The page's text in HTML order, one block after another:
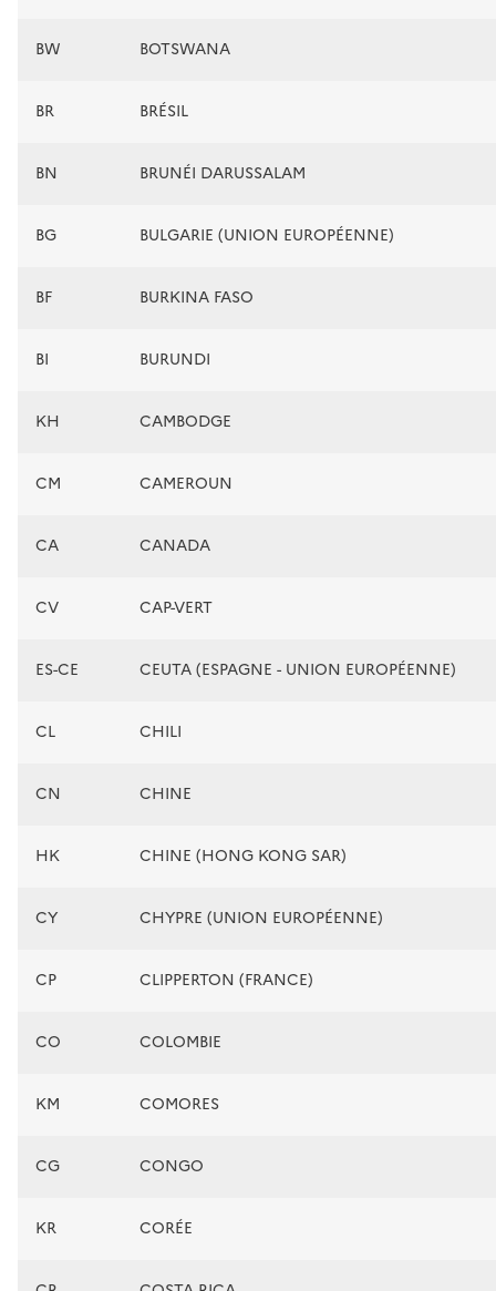
BW BOTSWANA
BR BRÉSIL
BN BRUNÉI DARUSSALAM
BG BULGARIE (UNION EUROPÉENNE)
BF BURKINA FASO
BI BURUNDI
KH CAMBODGE
CM CAMEROUN
CA CANADA
CV CAP-VERT
ES-CE CEUTA (ESPAGNE - UNION EUROPÉENNE)
CL CHILI
CN CHINE
HK CHINE (HONG KONG SAR)
CY CHYPRE (UNION EUROPÉENNE)
CP CLIPPERTON (FRANCE)
CO COLOMBIE
KM COMORES
CG CONGO
KR CORÉE